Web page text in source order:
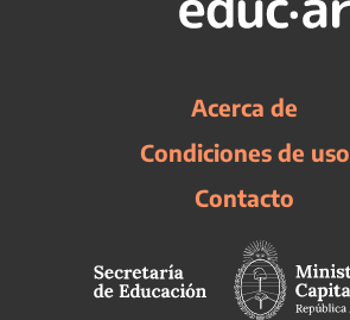
Acerca de
Condiciones de uso
Contacto